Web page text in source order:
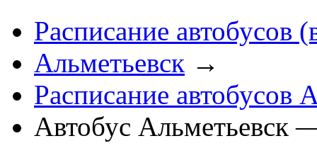
Расписание автобусов
Альметьевск →
Расписание автобусов
Автобус Альметьевск